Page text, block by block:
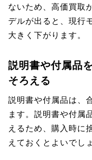
ないため、高価買取
デルが出ると、現行
大きく下がります。
説明書や付属品を
そろえる
説明書や付属品は、
ます。説明書や付属
えるため、購入時に
えておくとよいでし